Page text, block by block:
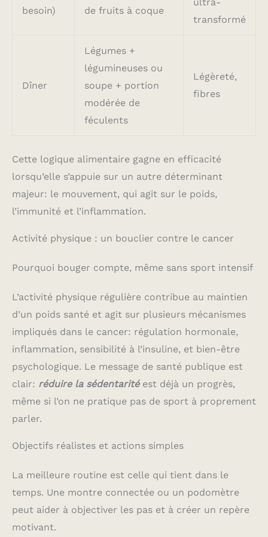
clairs et personnalisables
(par semaine, mois ou
26 x 26 x 2,3 cm, cette
balance au design
élégant et moderne se
besoin)
de fruits à coque
transformé
Dîner
Légumes +
légumineuses ou
soupe + portion
modérée de
féculents
Légèreté,
fibres
Cette logique alimentaire gagne en efficacité
lorsqu’elle s’appuie sur un autre déterminant
majeur: le mouvement, qui agit sur le poids,
l’immunité et l’inflammation.
Activité physique : un bouclier contre le cancer
Pourquoi bouger compte, même sans sport intensif
L’activité physique régulière contribue au maintien
d’un poids santé et agit sur plusieurs mécanismes
impliqués dans le cancer: régulation hormonale,
inflammation, sensibilité à l’insuline, et bien-être
psychologique. Le message de santé publique est
clair: réduire la sédentaritéest déjà un progrès,
même si l’on ne pratique pas de sport à proprement
parler.
Objectifs réalistes et actions simples
La meilleure routine est celle qui tient dans le
temps. Une montre connectée ou un podomètre
peut aider à objectiver les pas et à créer un repère
motivant.